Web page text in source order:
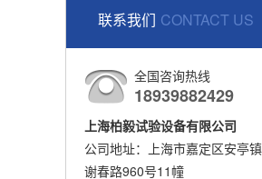
联系我们 CONTACT US
全国咨询热线
18939882429
上海柏毅试验设备有限公司
公司地址：上海市嘉定区安亭镇
谢春路960号11幢